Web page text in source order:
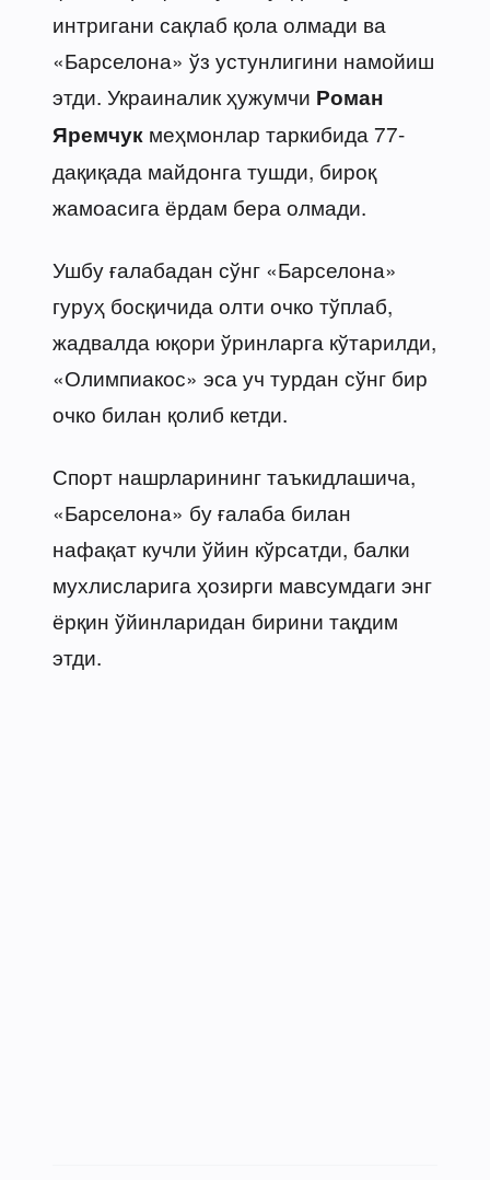
интригани сақлаб қола олмади ва
«Барселона» ўз устунлигини намойиш
этди. Украиналик ҳужумчи Роман
Яремчук меҳмонлар таркибида 77-
дақиқада майдонга тушди, бироқ
жамоасига ёрдам бера олмади.
Ушбу ғалабадан сўнг «Барселона»
гуруҳ босқичида олти очко тўплаб,
жадвалда юқори ўринларга кўтарилди,
«Олимпиакос» эса уч турдан сўнг бир
очко билан қолиб кетди.
Спорт нашрларининг таъкидлашича,
«Барселона» бу ғалаба билан
нафақат кучли ўйин кўрсатди, балки
мухлисларига ҳозирги мавсумдаги энг
ёрқин ўйинларидан бирини тақдим
этди.